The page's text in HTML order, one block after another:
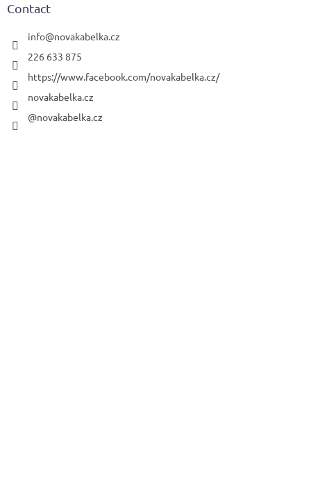
Contact
info@novakabelka.cz
226 633 875
https://www.facebook.com/novakabelka.cz/
novakabelka.cz
@novakabelka.cz